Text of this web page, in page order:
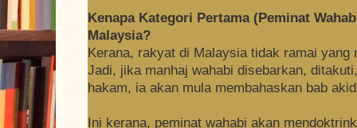
Kenapa Kategori Pertama (Peminat
Malaysia?
Kerana, rakyat di Malaysia tidak ramai yang
Jadi, jika manhaj wahabi disebarkan,
hakam, ia akan mula membahaskan bab
Ini kerana, peminat wahabi akan